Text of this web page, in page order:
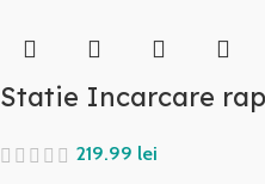
Statie Incarcare
lei